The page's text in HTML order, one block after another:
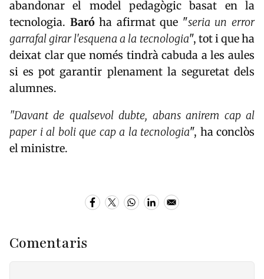
abandonar el model pedagògic basat en la
tecnologia. Baróha afirmat que "seria un error
garrafal girar l'esquena a la tecnologia", tot i que ha
deixat clar que només tindrà cabuda a les aules
si es pot garantir plenament la seguretat dels
alumnes.
"Davant de qualsevol dubte, abans anirem cap al
paper i al boli que cap a la tecnologia", ha conclòs
el ministre.
Comentaris